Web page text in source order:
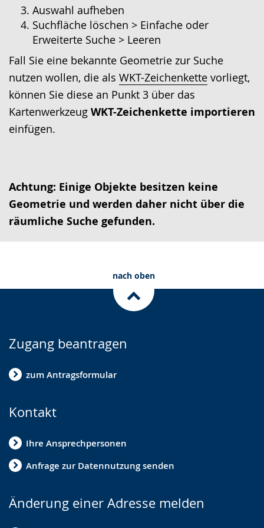
Auswahl aufheben
Suchfläche löschen > Einfache oder
Erweiterte Suche > Leeren
Fall Sie eine bekannte Geometrie zur Suche
nutzen wollen, die als WKT-Zeichenkette vorliegt,
können Sie diese an Punkt 3 über das
Kartenwerkzeug WKT-Zeichenkette importieren
einfügen.
Achtung: Einige Objekte besitzen keine
Geometrie und werden daher nicht über die
räumliche Suche gefunden.
nach oben
Zugang beantragen
zum Antragsformular
Kontakt
Ihre Ansprechpersonen
Anfrage zur Datennutzung senden
Änderung einer Adresse melden